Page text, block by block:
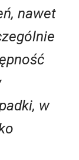
nawet
w